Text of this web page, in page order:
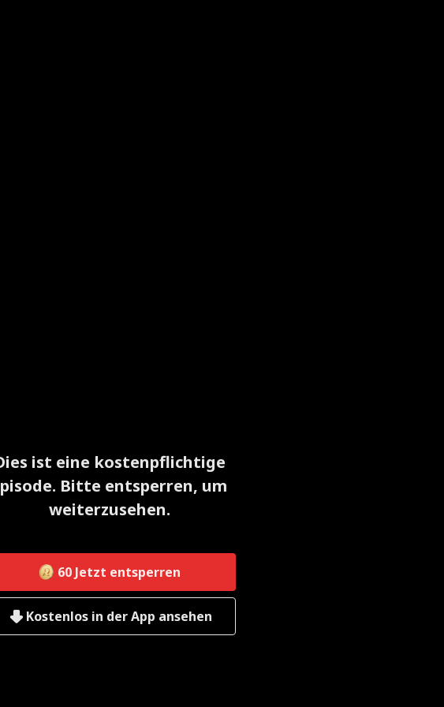
ist eine kostenpflichtige
Bitte entsperren, um
weiterzusehen.
60 Jetzt entsperren
Kostenlos in der App ansehen